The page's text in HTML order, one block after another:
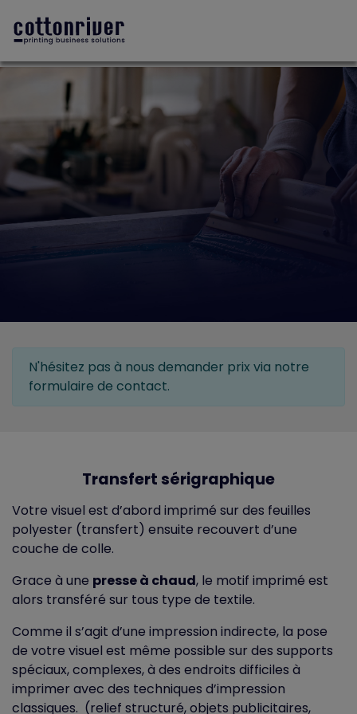
N'hésitez pas à nous demander prix via notre
formulaire de contact.
Transfert sérigraphique
Votre visuel est d’abord imprimé sur des feuilles
polyester (transfert) ensuite recouvert d’une
couche de colle.
Grace à une presse à chaud, le motif imprimé est
alors transféré sur tous type de textile.
Comme il s’agit d’une impression indirecte, la pose
de votre visuel est même possible sur des supports
spéciaux, complexes, à des endroits difficiles à
imprimer avec des techniques d’impression
classiques. (relief structuré, objets publicitaires,